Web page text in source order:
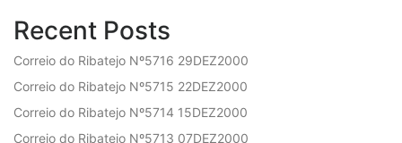
Recent Posts
Correio do Ribatejo Nº5716 29DEZ2000
Correio do Ribatejo Nº5715 22DEZ2000
Correio do Ribatejo Nº5714 15DEZ2000
Correio do Ribatejo Nº5713 07DEZ2000